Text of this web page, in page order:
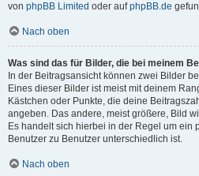
von phpBB Limited oder aufphpBB.de
Nach oben
Was sind das für Bilder, die bei meinem
In der Beitragsansicht können zwei Bilder
Eines dieser Bilder ist meist mit deinem
Kästchen oder Punkte, die deine
angeben. Das andere, meist größere, Bild
Es handelt sich hierbei in der Regel um ein
Benutzer zu Benutzer unterschiedlich ist.
Nach oben